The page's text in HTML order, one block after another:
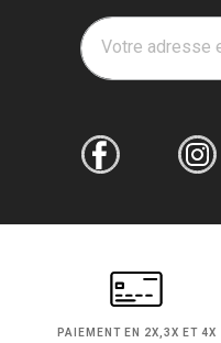
Votre adresse
PAIEMENT EN 2X,3X ET 4X